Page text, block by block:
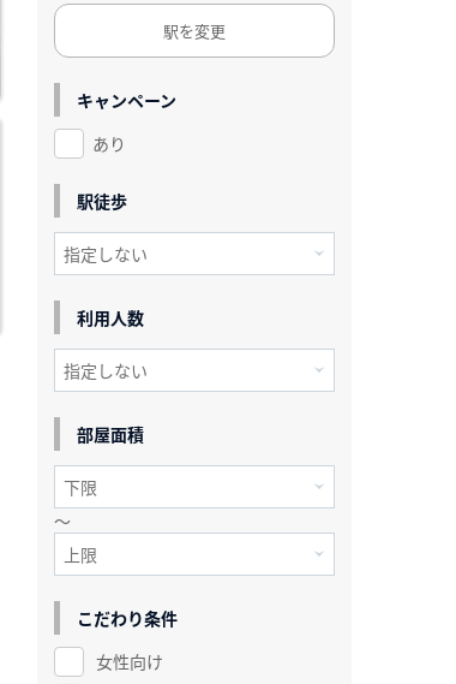
駅を変更
キャンペーン
あり
駅徒歩
利用人数
部屋面積
～
こだわり条件
女性向け